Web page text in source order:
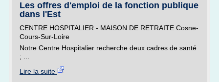
Les offres d'emploi de la fonction publique
dans l'Est
CENTRE HOSPITALIER - MAISON DE RETRAITE Cosne-
Cours-Sur-Loire
Notre Centre Hospitalier recherche deux cadres de santé
; ...
Lire la suite